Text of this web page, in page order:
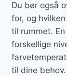
Du bør også
for, og
til rummet.
forskellige
til dine behov.